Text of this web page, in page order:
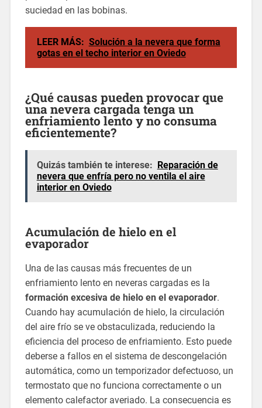
suciedad en las bobinas.
LEER MÁS: Solución a la nevera que forma
gotas en el techo interior en Oviedo
¿Qué causas pueden provocar que
una nevera cargada tenga un
enfriamiento lento y no consuma
eficientemente?
Quizás también te interese: Reparación de
nevera que enfría pero no ventila el aire
interior en Oviedo
Acumulación de hielo en el
evaporador
Una de las causas más frecuentes de un
enfriamiento lento en neveras cargadas es la
formación excesiva de hielo en el evaporador.
Cuando hay acumulación de hielo, la circulación
del aire frío se ve obstaculizada, reduciendo la
eficiencia del proceso de enfriamiento. Esto puede
deberse a fallos en el sistema de descongelación
automática, como un temporizador defectuoso, un
termostato que no funciona correctamente o un
elemento calefactor averiado. La consecuencia es